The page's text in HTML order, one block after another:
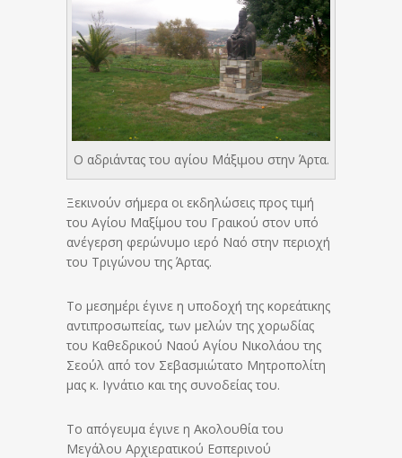
Ο αδριάντας του αγίου Μάξιμου στην Άρτα.
Ξεκινούν σήμερα οι εκδηλώσεις προς τιμή
του Αγίου Μαξίμου του Γραικού στον υπό
ανέγερση φερώνυμο ιερό Ναό στην περιοχή
του Τριγώνου της Άρτας.
Το μεσημέρι έγινε η υποδοχή της κορεάτικης
αντιπροσωπείας, των μελών της χορωδίας
του Καθεδρικού Ναού Αγίου Νικολάου της
Σεούλ από τον Σεβασμιώτατο Μητροπολίτη
μας κ. Ιγνάτιο και της συνοδείας του.
Το απόγευμα έγινε η Ακολουθία του
Μεγάλου Αρχιερατικού Εσπερινού